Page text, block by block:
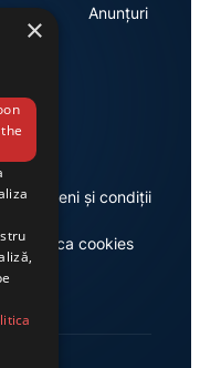
Anunțuri
Termeni și condiții
Politica cookies
×